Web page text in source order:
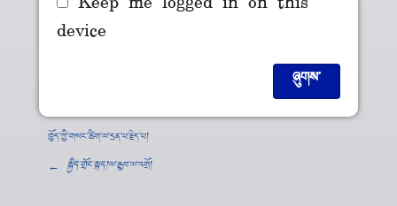
device
ཁྱོད་ཀྱི་གསང་ཚིག་ལ་དྲན་པ་རྗེད་པ།
← སྐྱིད་གྲོང་སྐད།་ལ་རྒྱབ་ལ་འགྲོ།